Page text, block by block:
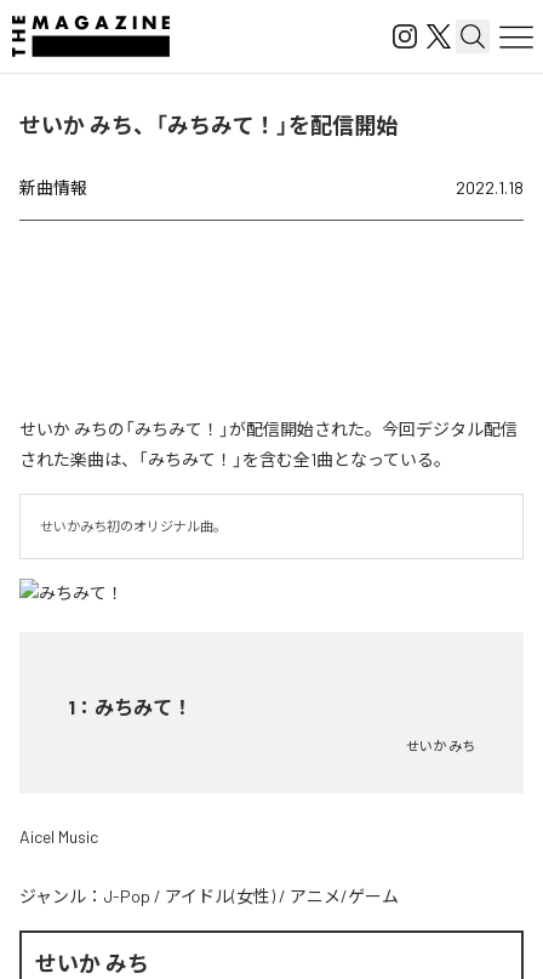
せいか みち、「みちみて！」を配信開始
新曲情報 2022.1.18
せいか みちの「みちみて！」が配信開始された。今回デジタル配信
された楽曲は、「みちみて！」を含む全1曲となっている。
せいかみち初のオリジナル曲。
1 ： みちみて！
せいか みち
Aicel Music
ジャンル： J-Pop / アイドル(女性) / アニメ/ゲーム
せいか みち